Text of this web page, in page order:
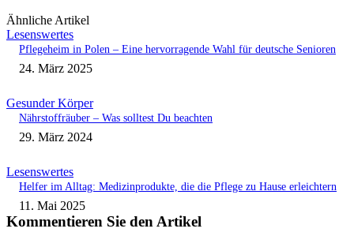
Ähnliche Artikel
Lesenswertes
Pflegeheim in Polen – Eine hervorragende Wahl für deutsche Senioren
24. März 2025
Gesunder Körper
Nährstoffräuber – Was solltest Du beachten
29. März 2024
Lesenswertes
Helfer im Alltag: Medizinprodukte, die die Pflege zu Hause erleichtern
11. Mai 2025
Kommentieren Sie den Artikel